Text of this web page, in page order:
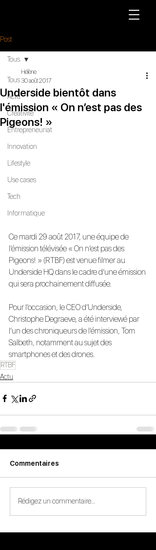
Post
Tous
Actu
Créativité
Entrepreneuriat
Innovation
Lifestyle
Use cases
Tech
Informatique
Tous
Underside bientôt dans
l'émission « On n’est pas des
Pigeons! »
Hélène
30 août 2017
Ce mardi 29 août 2017, une équipe de
l’émission télévisée « On n’est pas des
Pigeons! » (RTBF) est venue filmer au
Underside HQ dans le cadre d’une émission
qui sera prochainement diffusée.
Pour l’occasion, le CEO d’Underside,
Christophe Degraeve, a été interviewé par
l’un des chroniqueurs de l’émission, Tom
Salbeth, notamment au sujet des
smartphones et des drones.
RTBF
Actu
Commentaires
Rédigez un commentaire...